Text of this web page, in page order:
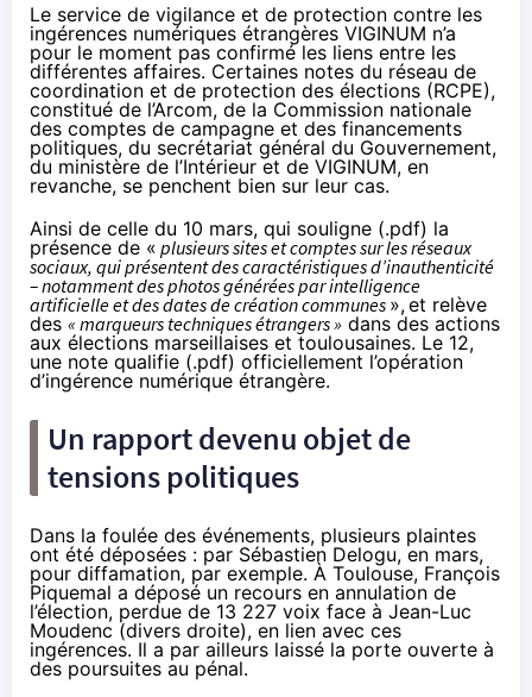
Le service de vigilance et de protection contre les
ingérences numériques étrangères VIGINUM n’a
pour le moment pas confirmé les liens entre les
différentes affaires. Certaines notes du réseau de
coordination et de protection des élections (RCPE),
constitué de l’Arcom, de la Commission nationale
des comptes de campagne et des financements
politiques, du secrétariat général du Gouvernement,
du ministère de l’Intérieur et de VIGINUM, en
revanche, se penchent bien sur leur cas.
Ainsi de celle du 10 mars, qui souligne (.pdf) la
présence de « plusieurs sites et comptes sur les réseaux
sociaux, qui présentent des caractéristiques d’inauthenticité
– notamment des photos générées par intelligence
artificielle et des dates de création communes »,et relève
des «marqueurs techniques étrangers » dans des actions
aux élections marseillaises et toulousaines. Le 12,
une note qualifie (.pdf) officiellement l’opération
d’ingérence numérique étrangère.
Un rapport devenu objet de
tensions politiques
Dans la foulée des événements, plusieurs plaintes
ont été déposées : par Sébastien Delogu, en mars,
pour diffamation, par exemple. À Toulouse, François
Piquemal a déposé un recours en annulation de
l’élection, perdue de 13 227 voix face à Jean-Luc
Moudenc (divers droite), en lien avec ces
ingérences. Il a par ailleurs laissé la porte ouverte à
des poursuites au pénal.